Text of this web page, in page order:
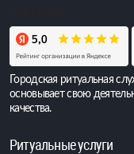
Городская ритуальная
основывает свою
качества.
Ритуальные услуги